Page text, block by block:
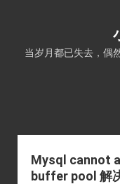
当岁月都已失去，偶
Mysql cannot
buffer pool 解